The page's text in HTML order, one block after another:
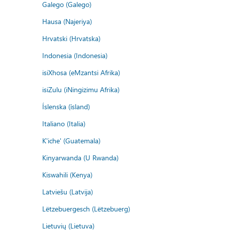
Galego (Galego)
Hausa (Najeriya)
Hrvatski (Hrvatska)
Indonesia (Indonesia)
isiXhosa (eMzantsi Afrika)
isiZulu (iNingizimu Afrika)
Íslenska (ísland)
Italiano (Italia)
K'iche' (Guatemala)
Kinyarwanda (U Rwanda)
Kiswahili (Kenya)
Latviešu (Latvija)
Lëtzebuergesch (Lëtzebuerg)
Lietuvių (Lietuva)